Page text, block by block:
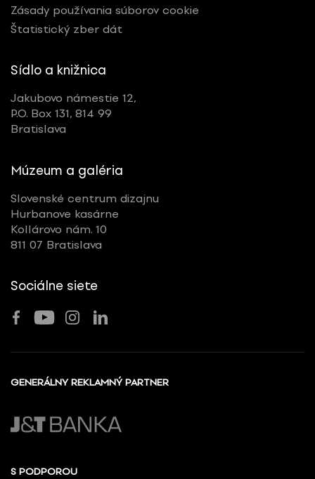
Zásady používania súborov cookie
Štatistický zber dát
Sídlo a knižnica
Jakubovo námestie 12,
P.O. Box 131, 814 99
Bratislava
Múzeum a galéria
Slovenské centrum dizajnu
Hurbanove kasárne
Kollárovo nám. 10
811 07 Bratislava
Sociálne siete
GENERÁLNY REKLAMNÝ PARTNER
S PODPOROU